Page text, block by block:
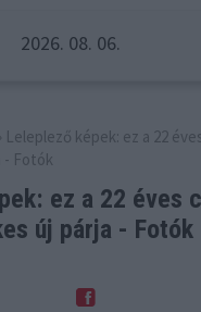
2026. 08. 06.
Leleplező képek: ez a 22
- Fotók
ez a 22 éves
új párja - Fotók